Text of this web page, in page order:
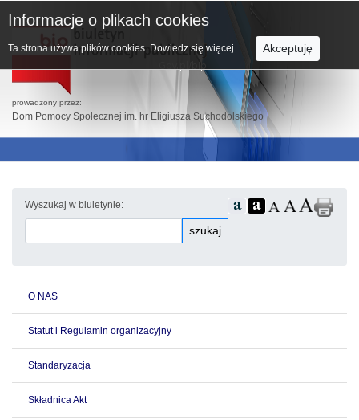
prowadzony przez:
Dom Pomocy Społecznej im. hr Eligiusza Suchodolskiego
Wyszukaj w biuletynie:
szukaj
O NAS
Statut i Regulamin organizacyjny
Standaryzacja
Składnica Akt
Informacje o plikach cookies
Ta strona używa plików cookies. Dowiedz się więcej... Akceptuję